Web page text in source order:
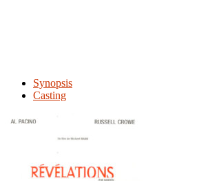
Synopsis
Casting